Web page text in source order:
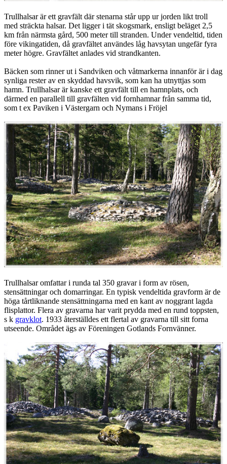
Trullhalsar är ett gravfält där stenarna står upp ur jorden likt troll
med sträckta halsar. Det ligger i tät skogsmark, ensligt beläget 2,5
km från närmsta gård, 500 meter till stranden. Under vendeltid, tiden
före vikingatiden, då gravfältet användes låg havsytan ungefär fyra
meter högre. Gravfältet anlades vid strandkanten.
Bäcken som rinner ut i Sandviken och våtmarkerna innanför är i dag
synliga rester av en skyddad havsvik, som kan ha utnyttjas som
hamn. Trullhalsar är kanske ett gravfält till en hamnplats, och
därmed en parallell till gravfälten vid fornhamnar från samma tid,
som t ex Paviken i Västergarn och Nymans i Fröjel
Trullhalsar omfattar i runda tal 350 gravar i form av rösen,
stensättningar och domarringar. En typisk vendeltida gravform är de
höga tårtliknande stensättningarna med en kant av noggrant lagda
flisplattor. Flera av gravarna har varit prydda med en rund toppsten,
s k gravklot. 1933 återställdes ett flertal av gravarna till sitt forna
utseende. Området ägs av Föreningen Gotlands Fornvänner.